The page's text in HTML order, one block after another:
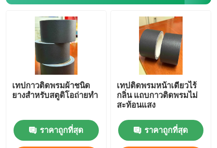
เทปกาวติดพรมผ้าชนิด
ยางสำหรับสตูดิโอถ่ายทำ
ราคาถูกที่สุด
เทปติดพรมหน้าเดียวไร้
กลิ่น แถบกาวติดพรมไม่
สะท้อนแสง
ราคาถูกที่สุด